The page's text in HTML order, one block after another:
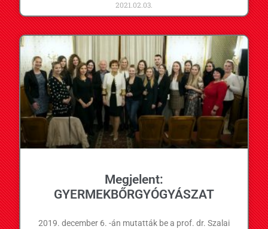
2021.02.03.
Megjelent:
GYERMEKBŐRGYÓGYÁSZAT
2019. december 6. -án mutatták be a prof. dr. Szalai